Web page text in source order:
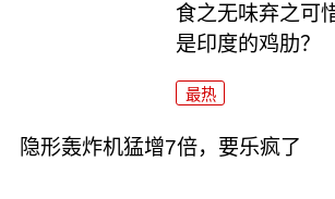
食之无味弃之可
是印度的鸡肋？
最热
隐形轰炸机猛增7倍，要乐疯了